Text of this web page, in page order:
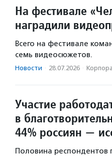
На фестивале
наградили
Всего на фестивале
семь видеосюжетов.
Новости · 28.07.2026 ·
Участие
в
44% россиян —
Половина респондентов